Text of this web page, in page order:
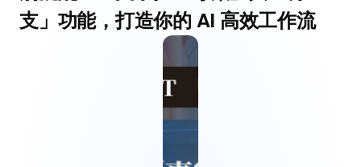
支」功能，打造你的 AI 高效工作流
升課程
助你全面掌握AI